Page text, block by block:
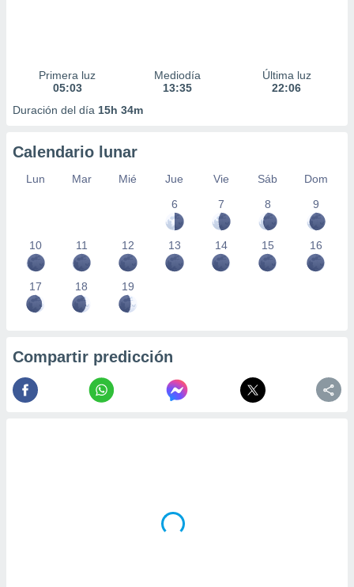
Primera luz
05:03
Mediodía
13:35
Última luz
22:06
Duración del día 15h 34m
Calendario lunar
Lun Mar Mié Jue Vie Sáb
Dom
6
7 8 9
10 11 12 13 14 15 16
17 18 19
Compartir predicción